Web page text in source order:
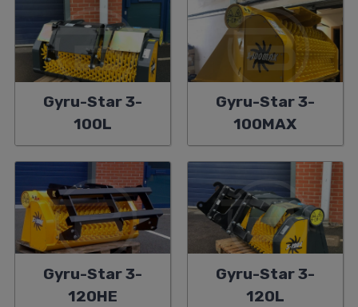
Gyru-Star 3-
100L
Gyru-Star 3-
100MAX
Gyru-Star 3-
120HE
Gyru-Star 3-
120L